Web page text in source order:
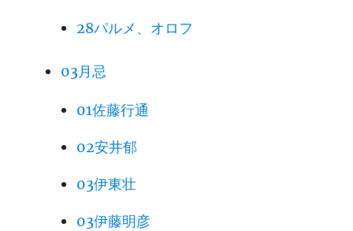
28パルメ、オロフ
03月忌
01佐藤行通
02安井郁
03伊東壮
03伊藤明彦